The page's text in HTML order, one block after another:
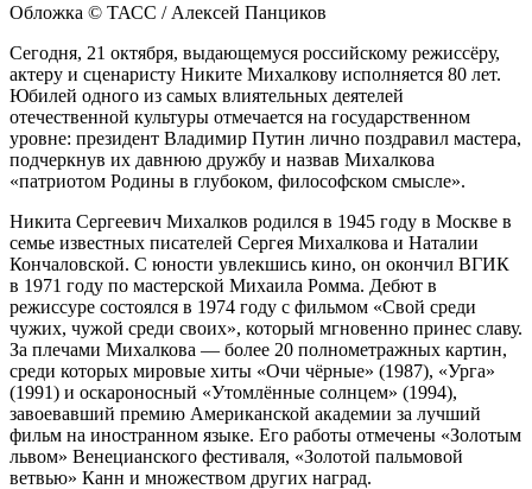
Обложка © ТАСС / Алексей Панциков
Сегодня, 21 октября, выдающемуся российскому режиссёру,
актеру и сценаристу Никите Михалкову исполняется 80 лет.
Юбилей одного из самых влиятельных деятелей
отечественной культуры отмечается на государственном
уровне: президент Владимир Путин лично поздравил мастера,
подчеркнув их давнюю дружбу и назвав Михалкова
«патриотом Родины в глубоком, философском смысле».
Никита Сергеевич Михалков родился в 1945 году в Москве в
семье известных писателей Сергея Михалкова и Наталии
Кончаловской. С юности увлекшись кино, он окончил ВГИК
в 1971 году по мастерской Михаила Ромма. Дебют в
режиссуре состоялся в 1974 году с фильмом «Свой среди
чужих, чужой среди своих», который мгновенно принес славу.
За плечами Михалкова — более 20 полнометражных картин,
среди которых мировые хиты «Очи чёрные» (1987), «Урга»
(1991) и оскароносный «Утомлённые солнцем» (1994),
завоевавший премию Американской академии за лучший
фильм на иностранном языке. Его работы отмечены «Золотым
львом» Венецианского фестиваля, «Золотой пальмовой
ветвью» Канн и множеством других наград.